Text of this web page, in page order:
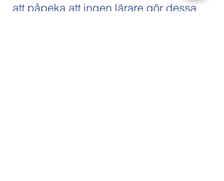
att påpeka att ingen lärare gör dessa